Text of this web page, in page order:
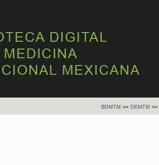
BDMTM >> DEMTM >>